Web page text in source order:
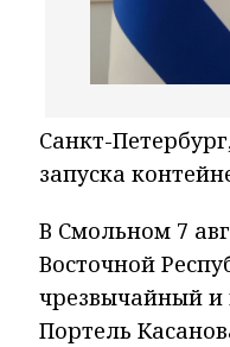
Санкт-
запуска
В Смольном 7
Восточной
чрезвычайный и
Портель